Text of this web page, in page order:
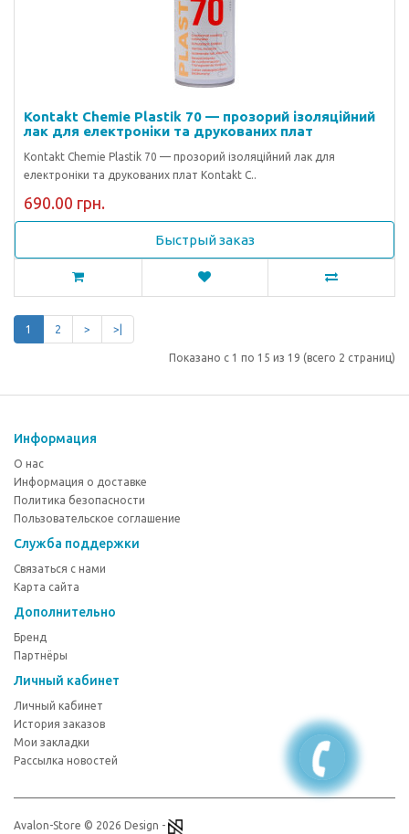
Kontakt Chemie Plastik 70 — прозорий ізоляційний
лак для електроніки та друкованих плат
Kontakt Chemie Plastik 70 — прозорий ізоляційний лак для
електроніки та друкованих плат Kontakt C..
690.00 грн.
Быстрый заказ
1 2 > >|
Показано с 1 по 15 из 19 (всего 2 страниц)
Информация
О нас
Информация о доставке
Политика безопасности
Пользовательское соглашение
Служба поддержки
Связаться с нами
Карта сайта
Дополнительно
Бренд
Партнёры
Личный кабинет
Личный кабинет
История заказов
Мои закладки
Рассылка новостей
Avalon-Store © 2026 Design -